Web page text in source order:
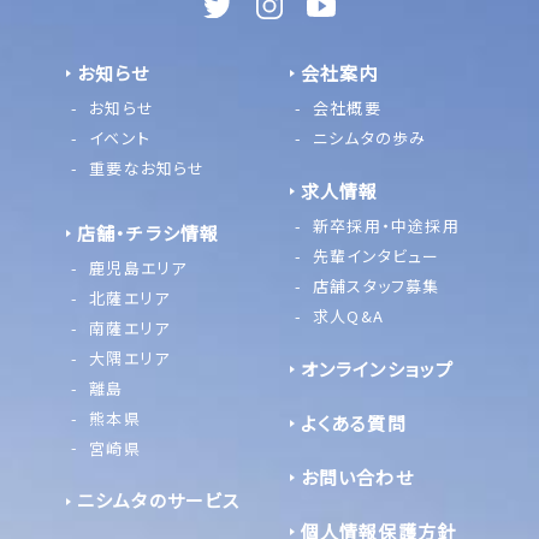
お知らせ
お知らせ
イベント
重要なお知らせ
店舗・チラシ情報
鹿児島エリア
北薩エリア
南薩エリア
大隅エリア
離島
熊本県
宮崎県
ニシムタのサービス
会社案内
会社概要
ニシムタの歩み
求人情報
新卒採用・中途採用
先輩インタビュー
店舗スタッフ募集
求人Q&A
オンラインショップ
よくある質問
お問い合わせ
個人情報保護方針